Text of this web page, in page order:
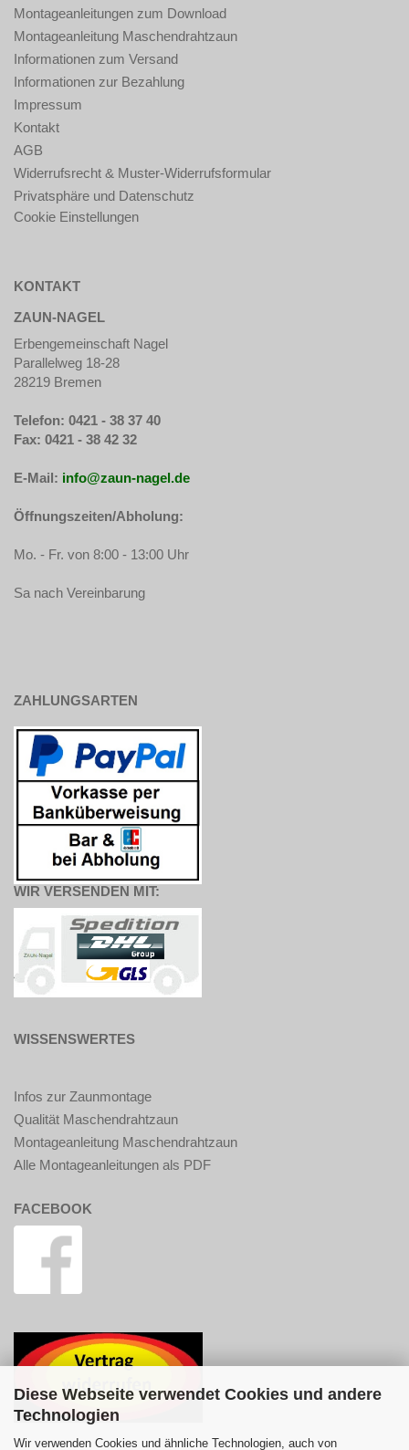
Diese Webseite verwendet Cookies und andere
Technologien
Wir verwenden Cookies und ähnliche Technologien, auch von
Montageanleitungen zum Download
Montageanleitung Maschendrahtzaun
Informationen zum Versand
Informationen zur Bezahlung
Impressum
Kontakt
AGB
Widerrufsrecht & Muster-Widerrufsformular
Privatsphäre und Datenschutz
Cookie Einstellungen
KONTAKT
ZAUN-NAGEL
Erbengemeinschaft Nagel
Parallelweg 18-28
28219 Bremen
Telefon: 0421 - 38 37 40
Fax: 0421 - 38 42 32
E-Mail: info@zaun-nagel.de
Öffnungszeiten/Abholung:
Mo. - Fr. von 8:00 - 13:00 Uhr
Sa nach Vereinbarung
ZAHLUNGSARTEN
WIR VERSENDEN MIT:
WISSENSWERTES
Infos zur Zaunmontage
Qualität Maschendrahtzaun
Montageanleitung Maschendrahtzaun
Alle Montageanleitungen als PDF
FACEBOOK